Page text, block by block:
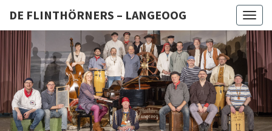
DE FLINTHÖRNERS – LANGEOOG
DE
–
Langeoog